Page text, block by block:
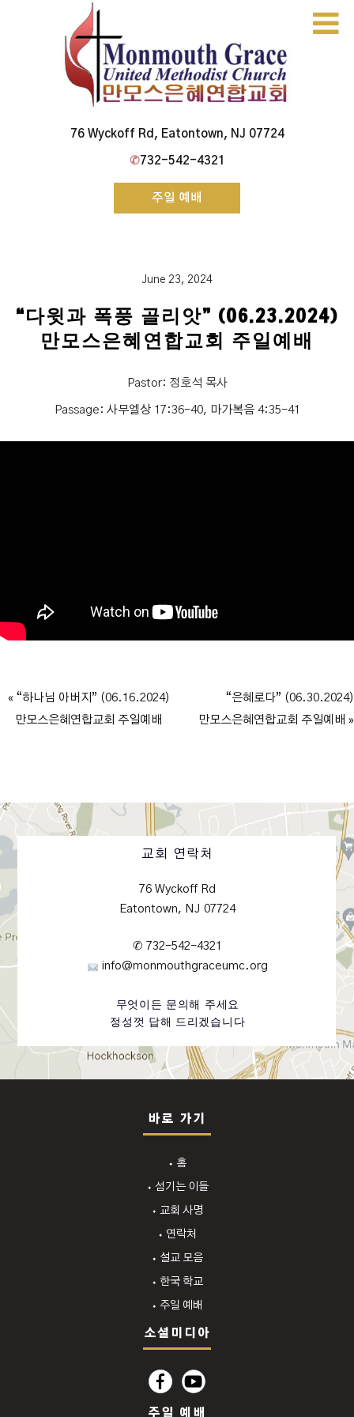
content
Monmouth Grace Church76 Wyckoff Rd, Eatontown, NJ 07724
✆732-542-4321
주일 예배
June 23, 2024
“다윗과 폭풍 골리앗” (06.23.2024)
만모스은혜연합교회 주일예배
Pastor: 정호석 목사
Passage: 사무엘상 17:36-40, 마가복음 4:35-41
« “하나님 아버지” (06.16.2024)
만모스은혜연합교회 주일예배
“은혜로다” (06.30.2024)
만모스은혜연합교회 주일예배 »
교회 연락처
76 Wyckoff Rd
Eatontown, NJ 07724
✆ 732-542-4321
info@monmouthgraceumc.org
무엇이든 문의해 주세요
정성껏 답해 드리겠습니다
바로 가기
⬩ 홈
⬩ 섬기는 이들
⬩ 교회 사명
⬩ 연락처
⬩ 설교 모음
⬩ 한국 학교
⬩ 주일 예배
소셜미디아
주일 예배